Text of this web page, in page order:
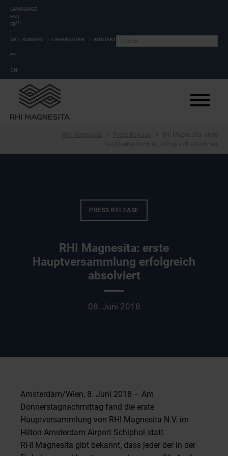
LANGUAGE:
EN |
FR (?)
|
DE
|
PT
|
CN
KUNDEN LIEFERANTEN KONTAKT
PRESS RELEASE
RHI Magnesita: erste
Hauptversammlung erfolgreich
absolviert
08. Juni 2018
Amsterdam/Wien, 8. Juni 2018 – Am
Donnerstagnachmittag fand die erste
Hauptversammlung von RHI Magnesita N.V. im
Hilton Amsterdam Airport Schiphol statt.
RHI Magnesita gibt bekannt, dass jeder der in der